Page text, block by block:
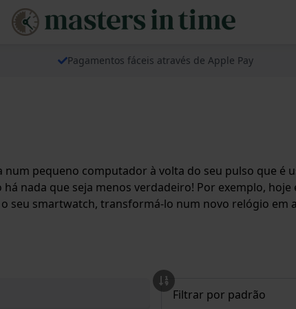
Pagamentos fáceis através de Apple Pay
pequeno computador à volta do seu pulso que é
nada que seja menos verdadeiro! Por exemplo,
seu smartwatch, transformá-lo num novo relógio em